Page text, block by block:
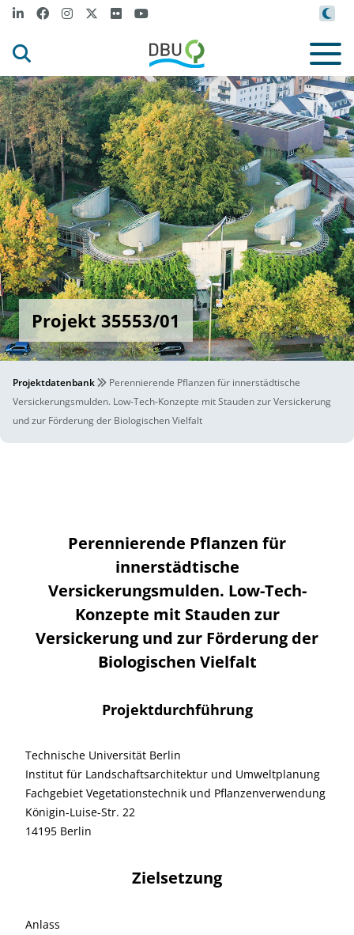
Projekt 35553/01
Projektdatenbank
Perennierende Pflanzen für innerstädtische
Versickerungsmulden. Low-Tech-Konzepte mit Stauden zur Versickerung
und zur Förderung der Biologischen Vielfalt
Perennierende Pflanzen für
innerstädtische
Versickerungsmulden. Low-Tech-
Konzepte mit Stauden zur
Versickerung und zur Förderung der
Biologischen Vielfalt
Projektdurchführung
Technische Universität Berlin
Institut für Landschaftsarchitektur und Umweltplanung
Fachgebiet Vegetationstechnik und Pflanzenverwendung
Königin-Luise-Str. 22
14195 Berlin
Zielsetzung
Anlass